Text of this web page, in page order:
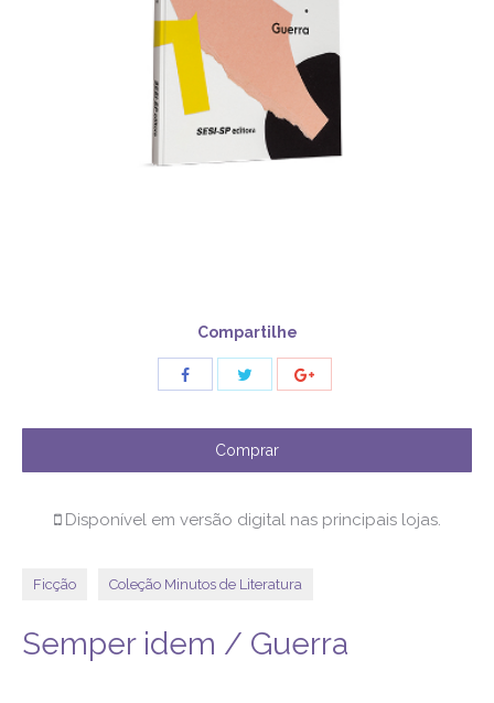
Compartilhe
Share Share
Comprar
Disponível em versão digital nas principais lojas.
Ficção Coleção Minutos de Literatura
Semper idem / Guerra